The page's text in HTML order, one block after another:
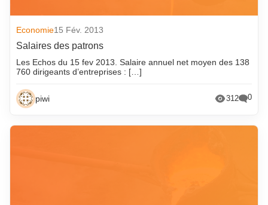
Economie15 Fév. 2013
Salaires des patrons
Les Echos du 15 fev 2013. Salaire annuel net moyen des 138
760 dirigeants d’entreprises : […]
piwi 312 0